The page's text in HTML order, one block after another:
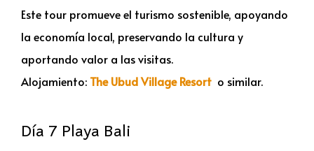
Este tour promueve el turismo sostenible, apoyando
la economía local, preservando la cultura y
aportando valor a las visitas.
Alojamiento: The Ubud Village Resort o similar.
Día 7 Playa Bali